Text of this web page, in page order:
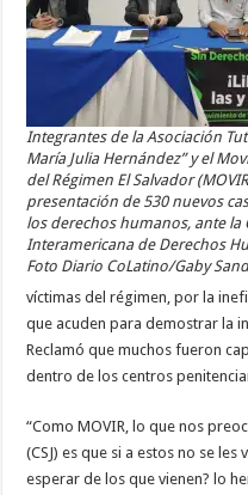
Integrantes de la Asociación
María Julia Hernández” y el
del Régimen El Salvador
presentación de 530 nuevos
los derechos humanos, ante la
Interamericana de Derechos
Foto Diario CoLatino/Gaby
víctimas del régimen, por la
que acuden para demostrar la
Reclamó que muchos fueron
dentro de los centros
“Como MOVIR, lo que nos
(CSJ) es que si a estos no se
esperar de los que vienen? lo